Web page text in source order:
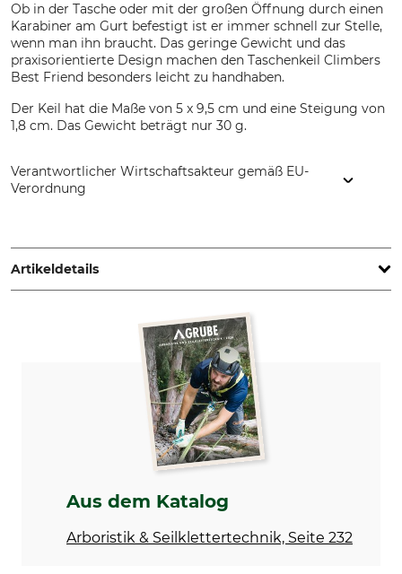
Ob in der Tasche oder mit der großen Öffnung durch einen
Karabiner am Gurt befestigt ist er immer schnell zur Stelle,
wenn man ihn braucht. Das geringe Gewicht und das
praxisorientierte Design machen den Taschenkeil Climbers
Best Friend besonders leicht zu handhaben.
Der Keil hat die Maße von 5 x 9,5 cm und eine Steigung von
1,8 cm. Das Gewicht beträgt nur 30 g.
Verantwortlicher Wirtschaftsakteur gemäß EU-
Verordnung
www.grube.de
Artikeldetails
Produkttyp
Taschenkeil
Aus dem Katalog
Arboristik & Seilklettertechnik, Seite 232